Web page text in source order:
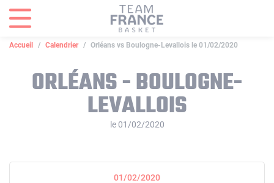
Accueil Calendrier Orléans vs Boulogne-Levallois le 01/02/2020
ORLÉANS - BOULOGNE-
LEVALLOIS
le 01/02/2020
01/02/2020
Panneau de gestion des cookies